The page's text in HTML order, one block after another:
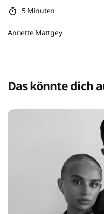
5 Minuten
Annette Mattgey
Das könnte dich